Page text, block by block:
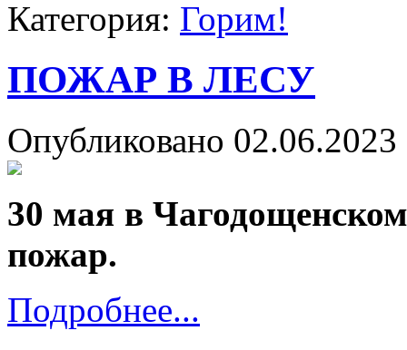
Категория: Горим!
ПОЖАР В ЛЕСУ
Опубликовано
30 мая в
пожар.
Подробнее...